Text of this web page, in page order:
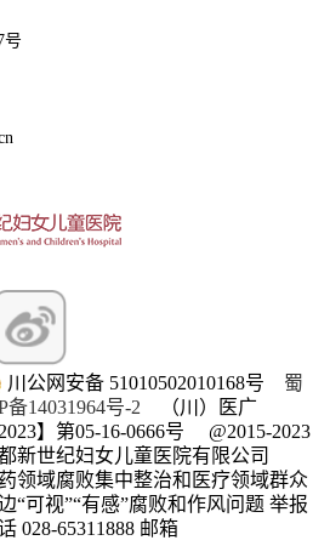
号
川公网安备 51010502010168号 蜀
备14031964号-2 （川）医广
2023】第05-16-0666号 @2015-2023
新世纪妇女儿童医院有限公司
领域腐败集中整治和医疗领域群众
“可视”“有感”腐败和作风问题 举报
028-65311888 邮箱